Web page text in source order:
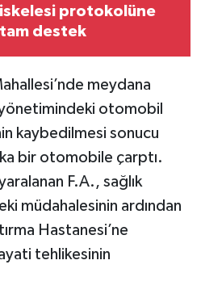
iskelesi protokolüne
tam destek
meydana
otomobil
kaybedilmesi sonucu
bir otomobile çarptı.
F.A., sağlık
müdahalesinin ardından
Hastanesi’ne
tehlikesinin